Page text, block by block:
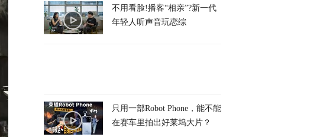
不用看脸!播客“相亲”?新一代
年轻人听声音玩恋综
只用一部Robot Phone，能不能
在赛车里拍出好莱坞大片？